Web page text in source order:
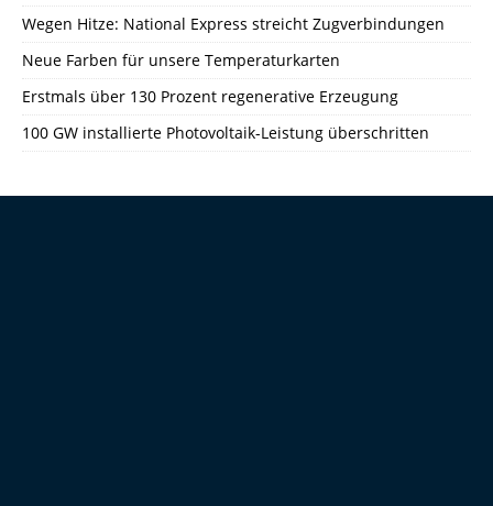
Wegen Hitze: National Express streicht Zugverbindungen
Neue Farben für unsere Temperaturkarten
Erstmals über 130 Prozent regenerative Erzeugung
100 GW installierte Photovoltaik-Leistung überschritten